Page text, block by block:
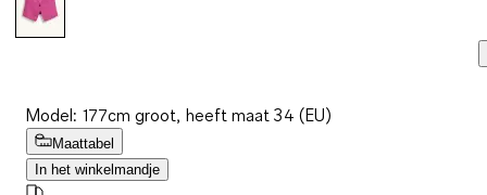
Model: 177cm groot, heeft maat 34 (EU)
Maattabel
In het winkelmandje